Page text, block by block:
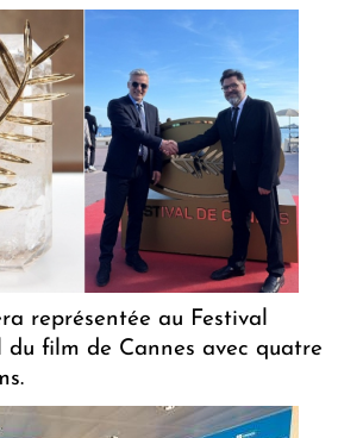
représentée au Festival
film de Cannes avec quatre